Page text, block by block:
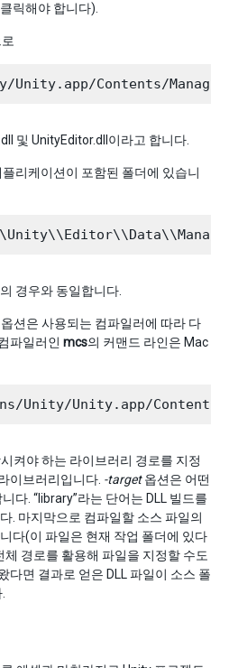
릭해야 합니다).
및 UnityEditor.dll이라고 합니다.
리케이션이 포함된 폴더에 있습니
경우와 동일합니다.
션은 사용되는 컴파일러에 따라 다
파일러인 mcs의 커맨드 라인은 Mac
켜야 하는 라이브러리 경로를 지정
이브러리입니다. -target옵션은 어떤
다. “library”라는 단어는 DLL 빌드를
. 마지막으로 컴파일할 소스 파일의
다(이 파일은 현재 작업 폴더에 있다
경로를 활용해 파일을 지정할 수도
다면 결과로 얻은 DLL 파일이 소스 폴